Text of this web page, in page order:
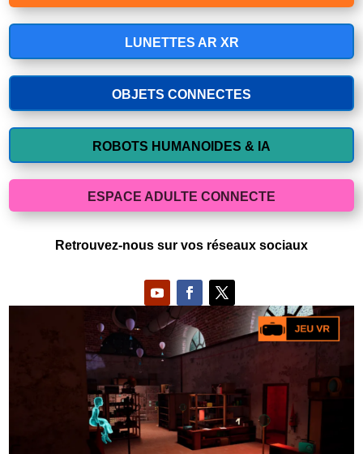
LUNETTES AR XR
OBJETS CONNECTES
ROBOTS HUMANOIDES & IA
ESPACE ADULTE CONNECTE
Retrouvez-nous sur vos réseaux sociaux